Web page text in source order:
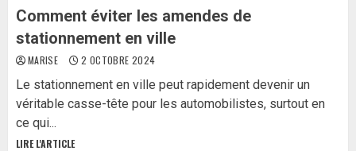
Comment éviter les amendes de
stationnement en ville
MARISE 2 OCTOBRE 2024
Le stationnement en ville peut rapidement devenir un
véritable casse-tête pour les automobilistes, surtout en
ce qui...
LIRE L'ARTICLE